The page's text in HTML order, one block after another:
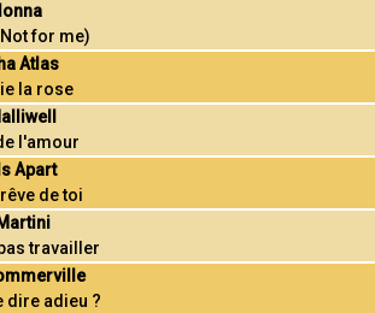
for me)
Atlas
la rose
l'amour
Apart
de toi
travailler
dire adieu ?